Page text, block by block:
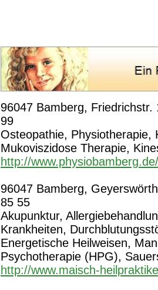
96047 Bamberg,
99
Osteopathie, Physiotherapie,
Mukoviszidose Therapie,
http://www.physiobamberg.de/
96047 Bamberg,
85 55
Akupunktur,
Krankheiten,
Energetische Heilweisen,
Psychotherapie (HPG),
http://www.maisch-